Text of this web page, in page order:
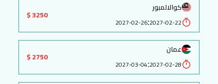
كوالالمبور
2027-02-22
:
2027-02-26
3250 $
عمان
2027-02-28
:
2027-03-04
2750 $